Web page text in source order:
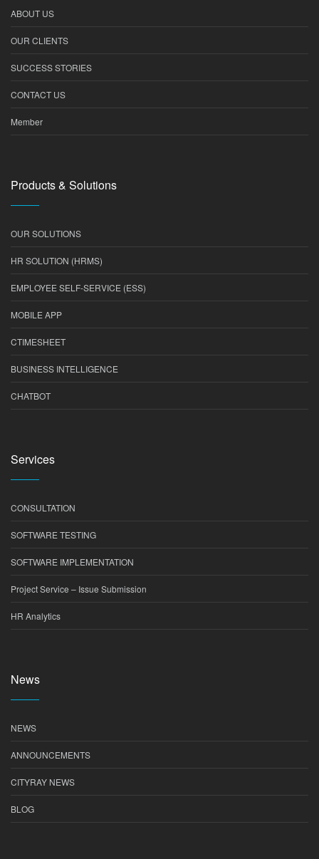
ABOUT US
OUR CLIENTS
SUCCESS STORIES
CONTACT US
Member
Products & Solutions
OUR SOLUTIONS
HR SOLUTION (HRMS)
EMPLOYEE SELF-SERVICE (ESS)
MOBILE APP
CTIMESHEET
BUSINESS INTELLIGENCE
CHATBOT
Services
CONSULTATION
SOFTWARE TESTING
SOFTWARE IMPLEMENTATION
Project Service – Issue Submission
HR Analytics
News
NEWS
ANNOUNCEMENTS
CITYRAY NEWS
BLOG